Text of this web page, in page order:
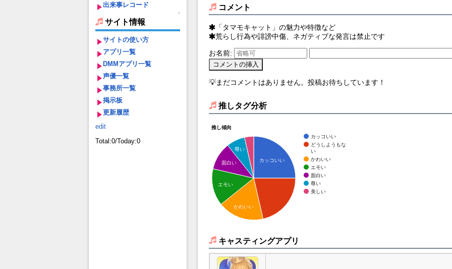
出来事レコード
↑
サイト情報
サイトの使い方
アプリ一覧
DMMアプリ一覧
声優一覧
事務所一覧
掲示板
更新履歴
edit
Total:0/Today:0
コメント
「タマモキャット」の魅力や特徴など
荒らし行為や誹謗中傷、ネガティブな発言は禁止です
お名前:
💡まだコメントはありません。投稿お待ちしています！
推しタグ分析
推し傾向
カッコいい
どうしようもな
い
かわいい
エモい
面白い
尊い
美しい
カッコいい
尊い
面白い
エモい
かわいい
キャスティングアプリ